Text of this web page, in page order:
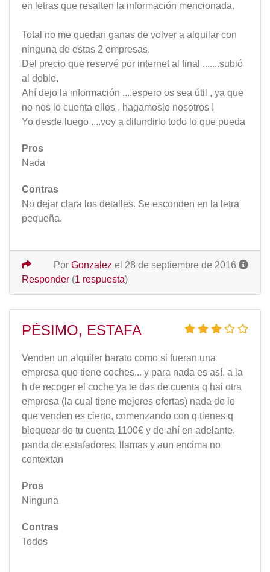
en letras que resalten la información mencionada.
Total no me quedan ganas de volver a alquilar con
ninguna de estas 2 empresas.
Del precio que reservé por internet al final .......subió
al doble.
Ahí dejo la información ....espero os sea útil , ya que
no nos lo cuenta ellos , hagamoslo nosotros !
Yo desde luego ....voy a difundirlo todo lo que pueda
Pros
Nada
Contras
No dejar clara los detalles. Se esconden en la letra
pequeña.
Por Gonzalez el 28 de septiembre de 2016
Responder (1 respuesta)
PÉSIMO, ESTAFA
Venden un alquiler barato como si fueran una
empresa que tiene coches... y para nada es así, a la
h de recoger el coche ya te das de cuenta q hai otra
empresa (la cual tiene mejores ofertas) nada de lo
que venden es cierto, comenzando con q tienes q
bloquear de tu cuenta 1100€ y de ahí en adelante,
panda de estafadores, llamas y aun encima no
contextan
Pros
Ninguna
Contras
Todos